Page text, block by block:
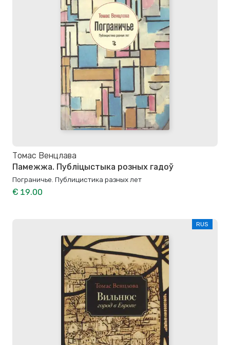
Томас Венцлава
Памежжа. Публіцыстыка розных гадоў
Пограничье. Публицистика разных лет
€ 19.00
RUS